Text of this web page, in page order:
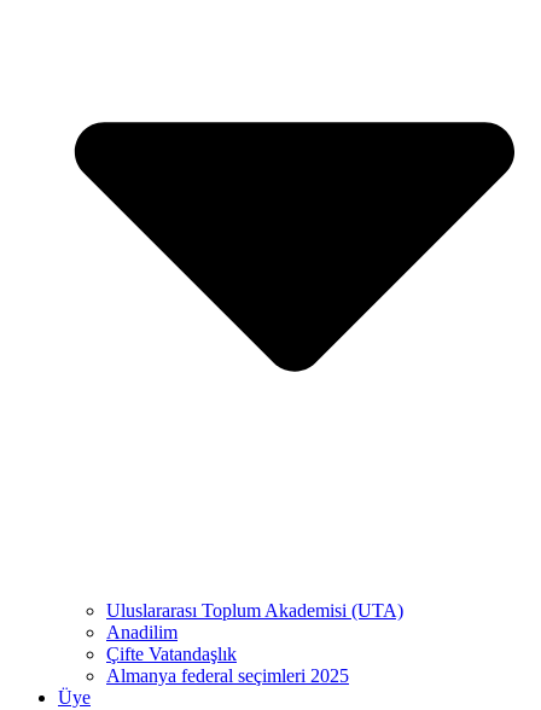
Uluslararası Toplum Akademisi (UTA)
Anadilim
Çifte Vatandaşlık
Almanya federal seçimleri 2025
Üye